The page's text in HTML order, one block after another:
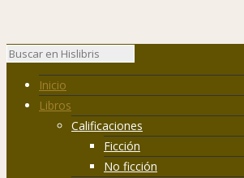
Inicio
Libros
Calificaciones
Ficción
No ficción